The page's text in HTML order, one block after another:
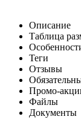
Описание
Таблица
Теги
Отзывы
Промо-
Файлы
Документы